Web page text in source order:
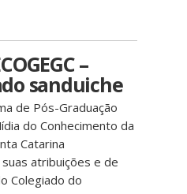
–
sanduiche
de Pós-Graduação
do Conhecimento da
Catarina
suas atribuições e de
Colegiado do